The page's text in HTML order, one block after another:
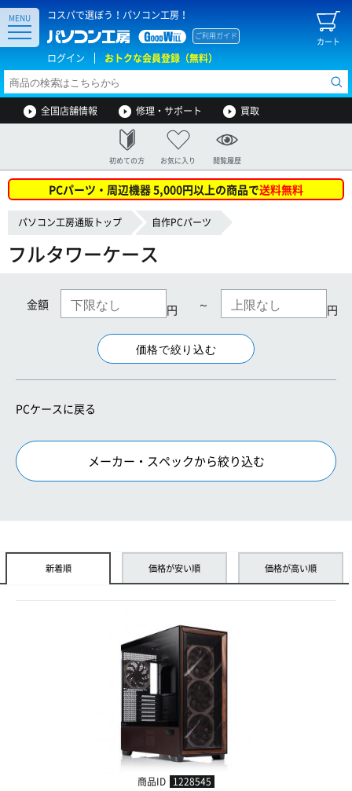
コスパで選ぼう！パソコン工房！
カート
ご利用ガイド
ログイン おトクな会員登録（無料）
MENU
全国店舗情報 修理・サポート 買取
初めての方 お気に入り 閲覧履歴
PCパーツ・周辺機器 5,000円以上の商品で送料無料
パソコン工房通販トップ 自作PCパーツ
フルタワーケース
金額 円 ～ 円
PCケースに戻る
メーカー・スペックから絞り込む
新着順 価格が安い順 価格が高い順
商品ID 1228545